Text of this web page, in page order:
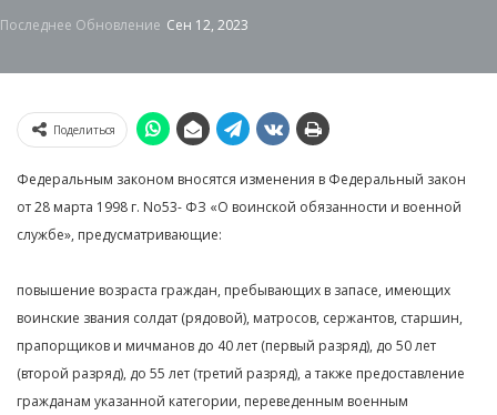
Последнее Обновление Сен 12, 2023
Поделиться
Федеральным законом вносятся изменения в Федеральный закон
от 28 марта 1998 г. No53- ФЗ «О воинской обязанности и военной
службе», предусматривающие:
повышение возраста граждан, пребывающих в запасе, имеющих
воинские звания солдат (рядовой), матросов, сержантов, старшин,
прапорщиков и мичманов до 40 лет (первый разряд), до 50 лет
(второй разряд), до 55 лет (третий разряд), а также предоставление
гражданам указанной категории, переведенным военным